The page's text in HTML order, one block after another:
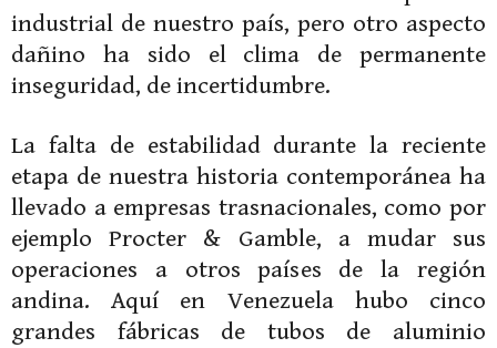
industrial de nuestro país, pero otro aspecto
dañino ha sido el clima de permanente
inseguridad, de incertidumbre.
La falta de estabilidad durante la reciente
etapa de nuestra historia contemporánea ha
llevado a empresas trasnacionales, como por
ejemplo Procter & Gamble, a mudar sus
operaciones a otros países de la región
andina. Aquí en Venezuela hubo cinco
grandes fábricas de tubos de aluminio